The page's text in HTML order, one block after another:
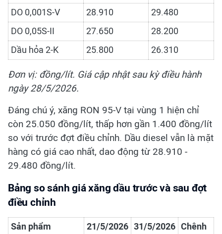
DO 0,001S-V 28.910
29.480
DO 0,05S-II
27.650
28.200
Dầu hỏa 2-K
25.800 26.310
Đơn vị: đồng/lít. Giá cập nhật sau kỳ điều hành
ngày 28/5/2026.
Đáng chú ý, xăng RON 95-V tại vùng 1 hiện chỉ
còn 25.050 đồng/lít, thấp hơn gần 1.400 đồng/lít
so với trước đợt điều chỉnh. Dầu diesel vẫn là mặt
hàng có giá cao nhất, dao động từ 28.910 -
29.480 đồng/lít.
Bảng so sánh giá xăng dầu trước và sau đợt
điều chỉnh
Sản phẩm 21/5/2026 31/5/2026 Chênh